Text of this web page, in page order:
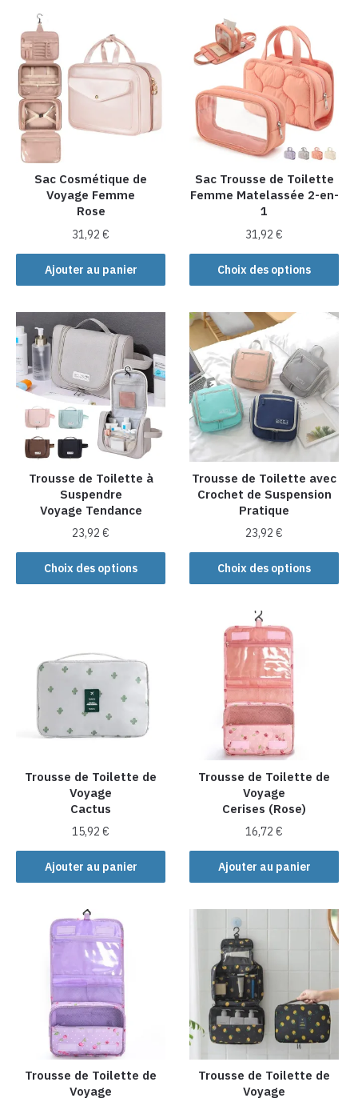
Sac Cosmétique de
Voyage Femme
Rose
31,92€
Ajouter au panier
Sac Trousse de Toilette
Femme Matelassée 2-en-
1
31,92€
Choix des options
Ce
produit
plusieurs
variations.
Les
options
peuvent
être
choisies
sur
la
page
du
produit
Trousse de Toilette à
Suspendre
Voyage Tendance
23,92€
Choix des options
Ce
produit
Les
options
peuvent
être
choisies
la
page
du
produit
Trousse de Toilette avec
Crochet de Suspension
Pratique
23,92€
Choix des options
Ce
produit
variations.
Les
options
peuvent
être
choisies
sur
la
page
du
produit
Trousse de Toilette de
Voyage
Cactus
15,92€
Ajouter au panier
Trousse de Toilette de
Voyage
Cerises (Rose)
16,72€
Ajouter au panier
Trousse de Toilette de
Voyage
Trousse de Toilette de
Voyage